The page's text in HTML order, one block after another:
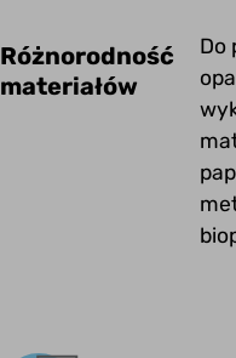
Różnorodność
materiałów
Do